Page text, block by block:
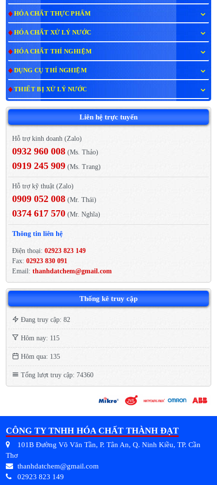
HÓA CHẤT THỰC PHẨM
HÓA CHẤT XỬ LÝ NƯỚC
HÓA CHẤT THÍ NGHIỆM
DỤNG CỤ THÍ NGHIỆM
THIẾT BỊ XỬ LÝ NƯỚC
Liên hệ trực tuyến
Hỗ trợ kinh doanh (Zalo)
0932 960 008 (Ms. Thảo)
0919 245 909 (Ms. Trang)
Hỗ trợ kỹ thuật (Zalo)
0909 052 008 (Mr. Thái)
0374 617 570 (Mr. Nghĩa)
Thông tin liên hệ
Điện thoại: 02923 823 149
Fax: 02923 830 091
Email: thanhdatchem@gmail.com
Thống kê truy cập
Đang truy cập: 82
Hôm nay: 115
Hôm qua: 135
Tổng lượt truy cập: 74360
CÔNG TY TNHH HÓA CHẤT THÀNH ĐẠT
101B Đường Võ Văn Tần, P. Tân An, Q. Ninh Kiều, TP. Cần
Thơ
thanhdatchem@gmail.com
02923 823 149